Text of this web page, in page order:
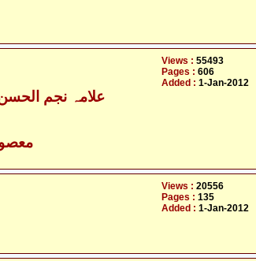
- علامہ نجم
Views : 55493
Pages : 606
Added : 1-Jan-2012
Views : 20556
Pages : 135
Added : 1-Jan-2012